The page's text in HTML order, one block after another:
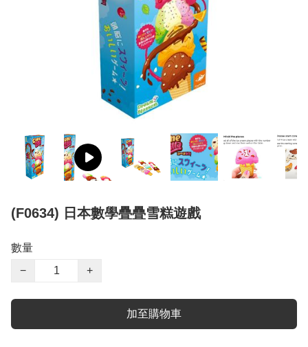
(F0634) 日本數學疊疊雪糕遊戲
數量
−
+
加至購物車